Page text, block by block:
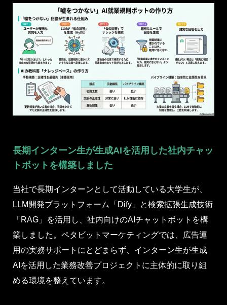
長期インターン生が生成AIを活用した社内チャッ
トボットを構築しました
当社で長期インターンとして活動している大学生が、
LLM開発プラットフォーム「Dify」と検索拡張生成技術
「RAG」を活用し、社内向けのAIチャットボットを構
築しました。ペタビットマーケティングでは、広告運
用の実務サポートにとどまらず、インターン生が生成
AIを活用した業務改善プロジェクトに主体的に取り組
める環境を整えています。